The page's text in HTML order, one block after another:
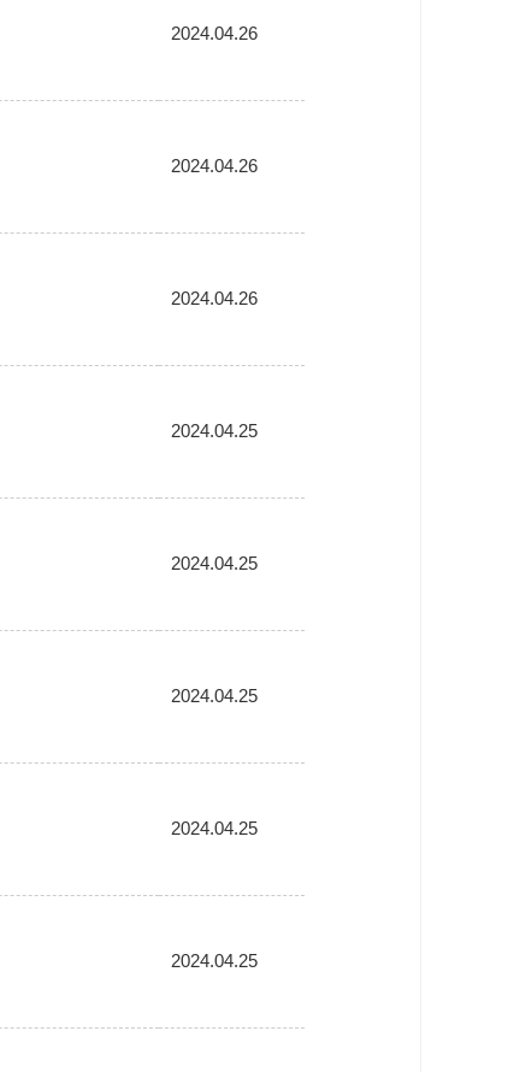
2024.04.26
2024.04.26
2024.04.26
2024.04.25
2024.04.25
2024.04.25
2024.04.25
2024.04.25